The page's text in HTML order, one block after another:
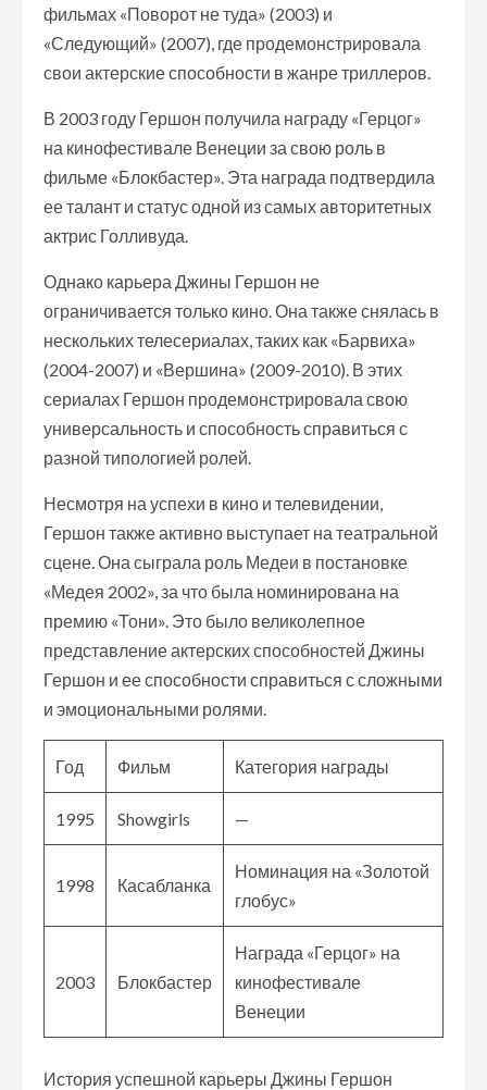
фильмах «Поворот не туда» (2003) и
«Следующий» (2007), где продемонстрировала
свои актерские способности в жанре триллеров.
В 2003 году Гершон получила награду «Герцог»
на кинофестивале Венеции за свою роль в
фильме «Блокбастер». Эта награда подтвердила
ее талант и статус одной из самых авторитетных
актрис Голливуда.
Однако карьера Джины Гершон не
ограничивается только кино. Она также снялась в
нескольких телесериалах, таких как «Барвиха»
(2004-2007) и «Вершина» (2009-2010). В этих
сериалах Гершон продемонстрировала свою
универсальность и способность справиться с
разной типологией ролей.
Несмотря на успехи в кино и телевидении,
Гершон также активно выступает на театральной
сцене. Она сыграла роль Медеи в постановке
«Медея 2002», за что была номинирована на
премию «Тони». Это было великолепное
представление актерских способностей Джины
Гершон и ее способности справиться с сложными
и эмоциональными ролями.
Год Фильм Категория награды
1995 Showgirls —
1998 Касабланка
Номинация на «Золотой
глобус»
2003 Блокбастер
Награда «Герцог» на
кинофестивале
Венеции
История успешной карьеры Джины Гершон